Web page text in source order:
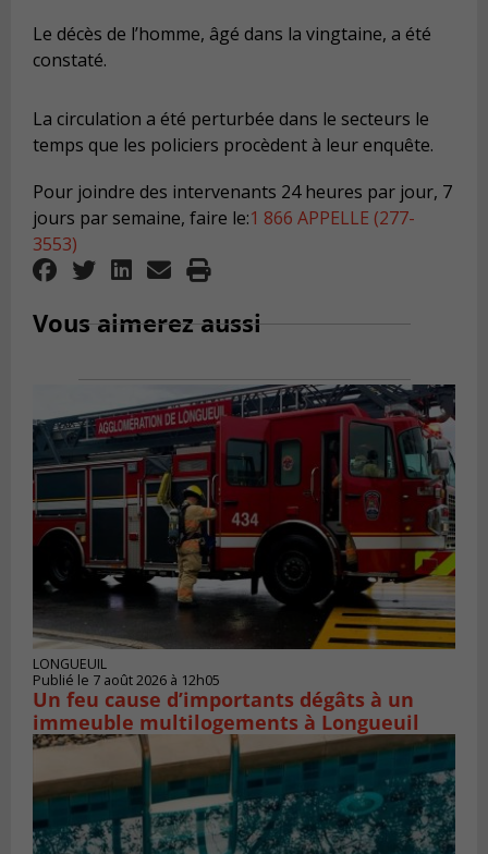
Le décès de l’homme, âgé dans la vingtaine, a été
constaté.
La circulation a été perturbée dans le secteurs le
temps que les policiers procèdent à leur enquête.
Pour joindre des intervenants 24 heures par jour, 7
jours par semaine, faire le:1 866 APPELLE (277-
3553)
Vous aimerez aussi
LONGUEUIL
Publié le 7 août 2026 à 12h05
Un feu cause d’importants dégâts à un
immeuble multilogements à Longueuil